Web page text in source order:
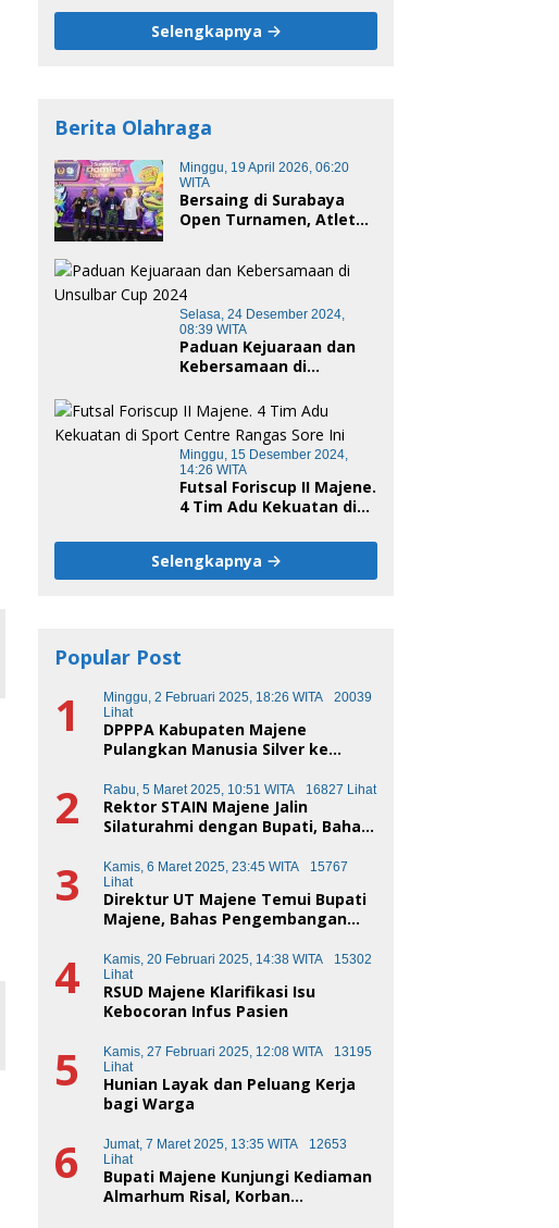
Tersangka
Selengkapnya
Berita Olahraga
Minggu, 19 April 2026, 06:20
WITA
Bersaing di Surabaya
Open Turnamen, Atlet
Selasa, 24 Desember 2024,
08:39 WITA
Paduan Kejuaraan dan
Kebersamaan di
Minggu, 15 Desember 2024,
14:26 WITA
Futsal Foriscup II Majene.
4 Tim Adu Kekuatan di
Sore Ini
Selengkapnya
Popular Post
1 Minggu, 2 Februari 2025, 18:26 WITA
20039
Lihat
DPPPA Kabupaten Majene
Pulangkan Manusia Silver ke
2 Rabu, 5 Maret 2025, 10:51 WITA 16827 Lihat
Rektor STAIN Majene Jalin
Silaturahmi dengan Bupati, Bahas
3 Kamis, 6 Maret 2025, 23:45 WITA
15767
Lihat
Direktur UT Majene Temui Bupati
Majene, Bahas Pengembangan
4 Kamis, 20 Februari 2025, 14:38 WITA
15302
Lihat
RSUD Majene Klarifikasi Isu
Kebocoran Infus Pasien
5 Kamis, 27 Februari 2025, 12:08 WITA
13195
Lihat
Hunian Layak dan Peluang Kerja
bagi Warga
6 Jumat, 7 Maret 2025, 13:35 WITA
12653
Lihat
Bupati Majene Kunjungi Kediaman
Almarhum Risal, Korban